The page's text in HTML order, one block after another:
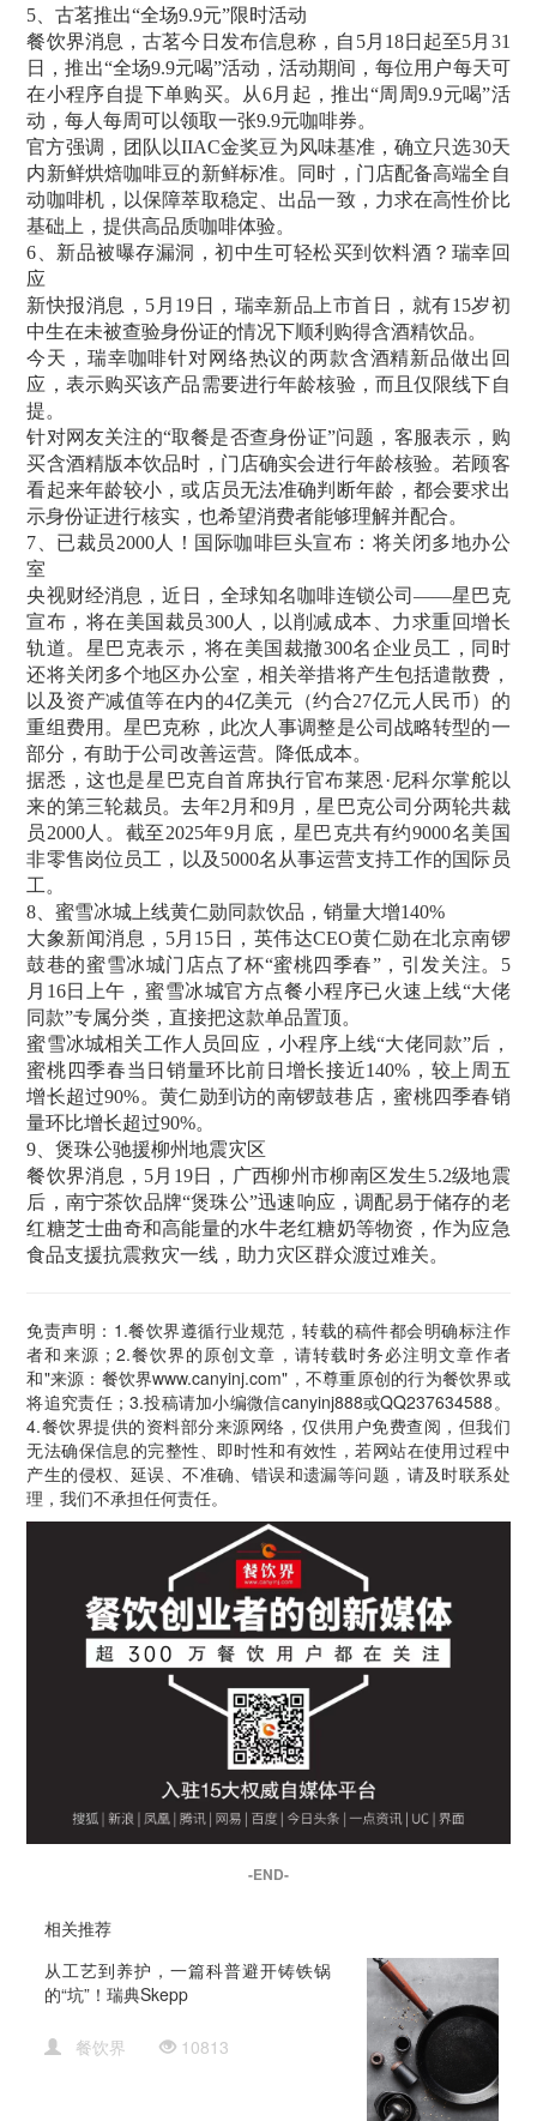
5、古茗推出“全场9.9元”限时活动
餐饮界消息，古茗今日发布信息称，自5月18日起至5月31
日，推出“全场9.9元喝”活动，活动期间，每位用户每天可
在小程序自提下单购买。从6月起，推出“周周9.9元喝”活
动，每人每周可以领取一张9.9元咖啡券。
官方强调，团队以IIAC金奖豆为风味基准，确立只选30天
内新鲜烘焙咖啡豆的新鲜标准。同时，门店配备高端全自
动咖啡机，以保障萃取稳定、出品一致，力求在高性价比
基础上，提供高品质咖啡体验。
6、新品被曝存漏洞，初中生可轻松买到饮料酒？瑞幸回
应
新快报消息，5月19日，瑞幸新品上市首日，就有15岁初
中生在未被查验身份证的情况下顺利购得含酒精饮品。
今天，瑞幸咖啡针对网络热议的两款含酒精新品做出回
应，表示购买该产品需要进行年龄核验，而且仅限线下自
提。
针对网友关注的“取餐是否查身份证”问题，客服表示，购
买含酒精版本饮品时，门店确实会进行年龄核验。若顾客
看起来年龄较小，或店员无法准确判断年龄，都会要求出
示身份证进行核实，也希望消费者能够理解并配合。
7、已裁员2000人！国际咖啡巨头宣布：将关闭多地办公
室
央视财经消息，近日，全球知名咖啡连锁公司——星巴克
宣布，将在美国裁员300人，以削减成本、力求重回增长
轨道。星巴克表示，将在美国裁撤300名企业员工，同时
还将关闭多个地区办公室，相关举措将产生包括遣散费，
以及资产减值等在内的4亿美元（约合27亿元人民币）的
重组费用。星巴克称，此次人事调整是公司战略转型的一
部分，有助于公司改善运营。降低成本。
据悉，这也是星巴克自首席执行官布莱恩·尼科尔掌舵以
来的第三轮裁员。去年2月和9月，星巴克公司分两轮共裁
员2000人。截至2025年9月底，星巴克共有约9000名美国
非零售岗位员工，以及5000名从事运营支持工作的国际员
工。
8、蜜雪冰城上线黄仁勋同款饮品，销量大增140%
大象新闻消息，5月15日，英伟达CEO黄仁勋在北京南锣
鼓巷的蜜雪冰城门店点了杯“蜜桃四季春”，引发关注。5
月16日上午，蜜雪冰城官方点餐小程序已火速上线“大佬
同款”专属分类，直接把这款单品置顶。
蜜雪冰城相关工作人员回应，小程序上线“大佬同款”后，
蜜桃四季春当日销量环比前日增长接近140%，较上周五
增长超过90%。黄仁勋到访的南锣鼓巷店，蜜桃四季春销
量环比增长超过90%。
9、煲珠公驰援柳州地震灾区
餐饮界消息，5月19日，广西柳州市柳南区发生5.2级地震
后，南宁茶饮品牌“煲珠公”迅速响应，调配易于储存的老
红糖芝士曲奇和高能量的水牛老红糖奶等物资，作为应急
食品支援抗震救灾一线，助力灾区群众渡过难关。
免责声明：1.餐饮界遵循行业规范，转载的稿件都会明确标注作
者和来源；2.餐饮界的原创文章，请转载时务必注明文章作者
和"来源：餐饮界www.canyinj.com"，不尊重原创的行为餐饮界或
将追究责任；3.投稿请加小编微信canyinj888或QQ237634588。
4.餐饮界提供的资料部分来源网络，仅供用户免费查阅，但我们
无法确保信息的完整性、即时性和有效性，若网站在使用过程中
产生的侵权、延误、不准确、错误和遗漏等问题，请及时联系处
理，我们不承担任何责任。
-END-
相关推荐
从工艺到养护，一篇科普避开铸铁锅
的“坑”！瑞典Skepp
餐饮界 10813